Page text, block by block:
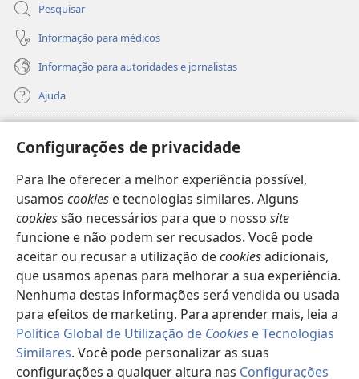
Configurações de privacidade
Para lhe oferecer a melhor experiência possível,
usamos cookies e tecnologias similares. Alguns
cookiessão necessários para que o nosso site
funcione e não podem ser recusados. Você pode
aceitar ou recusar a utilização decookiesadicionais,
que usamos apenas para melhorar a sua experiência.
Nenhuma destas informações será vendida ou usada
para efeitos de marketing. Para aprender mais, leia a
Política Global de Utilização de Cookies e Tecnologias
Similares. Você pode personalizar as suas
configurações a qualquer altura nas Configurações
Pesquisar
Informação para médicos
Informação para autoridades e jornalistas
Ajuda
(abre
uma
nova
janela)
BibliotecaOnline da Torre de Vigia™
(abre
uma
nova
janela)
JW Hub
(abre
uma
nova JW Library
Watchtower Library
Copyright © 2026 Watch Tower Bible and Tract Society of Pennsylvania.